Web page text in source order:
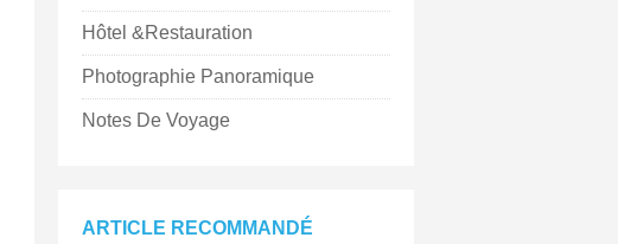
Hôtel &Restauration
Photographie Panoramique
Notes De Voyage
ARTICLE RECOMMANDÉ